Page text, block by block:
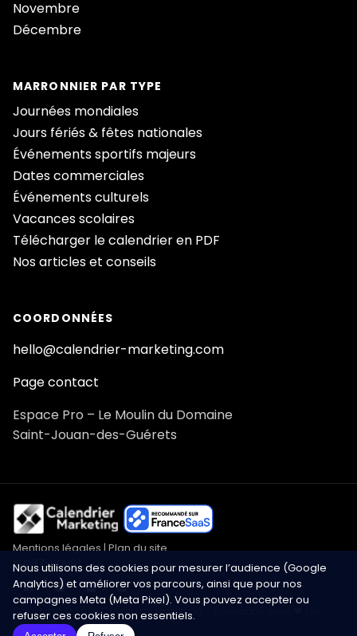
Nous utilisons des cookies pour mesurer l’audience (Google
Analytics) et améliorer vos parcours, ainsi que pour nos
campagnes Meta (Meta Pixel). Vous pouvez accepter ou
refuser ces cookies non essentiels.
Novembre
Décembre
MARRONNIER PAR TYPE
Journées mondiales
Jours fériés & fêtes nationales
Événements sportifs majeurs
Dates commerciales
Événements culturels
Vacances scolaires
Télécharger le calendrier en PDF
Nos articles et conseils
COORDONNÉES
hello@calendrier-marketing.com
Page contact
Espace Pro – Le Moulin du Domaine
Saint-Jouan-des-Guérets
Mentions légales|Plan du site
SUIVEZ-NOUS !
Copyright © 2026 Calendrier Marketing – Développé avec ❤️ par
Click&Digital